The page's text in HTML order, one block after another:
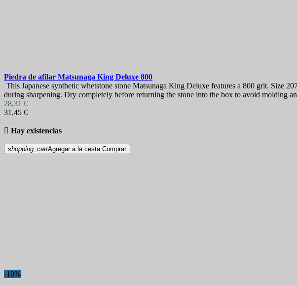
Piedra de afilar Matsunaga King Deluxe 800
This Japanese synthetic whetstone stone Matsunaga King Deluxe features a 800 grit. Size
during sharpening. Dry completely before returning the stone into the box to avoid molding
28,31 €
31,45 €
 Hay existencias
shopping_cartAgregar a la cesta Comprar
-10%